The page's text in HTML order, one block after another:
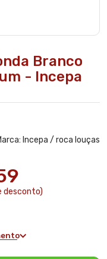
Branco
- Incepa
Incepa / roca louças
desconto)